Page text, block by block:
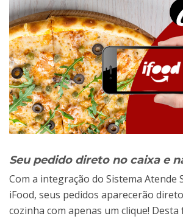
Seu pedido direto no caixa e
Com a integração do Sistema Atende
iFood, seus pedidos aparecerão
cozinha com apenas um clique!